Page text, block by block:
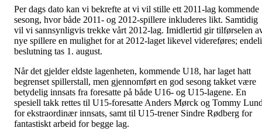
Per dags dato kan vi bekrefte at vi vil stille ett 2011-lag kommende
sesong, hvor både 2011- og 2012-spillere inkluderes likt. Samtidig
vil vi sannsynligvis trekke vårt 2012-lag. Imidlertid gir tilførselen
nye spillere en mulighet for at 2012-laget likevel videreføres;
beslutning tas 1. august.
Når det gjelder eldste lagenheten, kommende U18, har laget hatt
begrenset spillerstall, men gjennomført en god sesong takket være
betydelig innsats fra foresatte på både U16- og U15-lagene. En
spesiell takk rettes til U15-foresatte Anders Mørck og Tommy
for ekstraordinær innsats, samt til U15-trener Sindre Rødberg for
fantastiskt arbeid for begge lag.